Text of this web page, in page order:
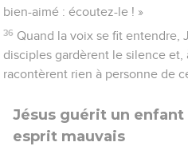
bien-aimé : écoutez-le ! »
36 Quand la voix se fit entendre,
disciples gardèrent le silence
racontèrent rien à personne de
Jésus guérit un
esprit mauvais